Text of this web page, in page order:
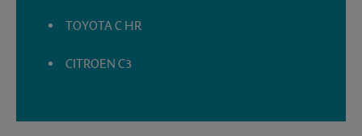
TOYOTA C HR
CITROEN C3